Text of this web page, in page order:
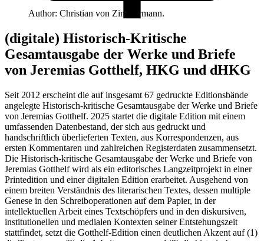
Author: Christian von Zimmermann.
(digitale) Historisch-Kritische
Gesamtausgabe der Werke und Briefe
von Jeremias Gotthelf, HKG und dHKG
Seit 2012 erscheint die auf insgesamt 67 gedruckte Editionsbände
angelegte Historisch-kritische Gesamtausgabe der Werke und Briefe
von Jeremias Gotthelf. 2025 startet die digitale Edition mit einem
umfassenden Datenbestand, der sich aus gedruckt und
handschriftlich überlieferten Texten, aus Korrespondenzen, aus
ersten Kommentaren und zahlreichen Registerdaten zusammensetzt.
Die Historisch-kritische Gesamtausgabe der Werke und Briefe von
Jeremias Gotthelf wird als ein editorisches Langzeitprojekt in einer
Printedition und einer digitalen Edition erarbeitet. Ausgehend von
einem breiten Verständnis des literarischen Textes, dessen multiple
Genese in den Schreiboperationen auf dem Papier, in der
intellektuellen Arbeit eines Textschöpfers und in den diskursiven,
institutionellen und medialen Kontexten seiner Entstehungszeit
stattfindet, setzt die Gotthelf-Edition einen deutlichen Akzent auf (1)